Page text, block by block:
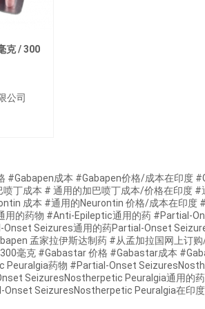
克 / 300
公司
#Gabapen成本 #Gabapen价格/成本在印度
丁成本 # 通用的加巴喷丁成本/价格在印度
成本 #通用的Neurontin 价格/成本在印度
的药物 #Anti-Epileptic通用的药 #Partial-
Seizures通用的药Partial-Onset
孟家拉伊斯达制药 #从孟加拉国网上订
毫克 #Gabastar 价格 #Gabastar成本
药物 #Partial-Onset
SeizuresNostherpetic Peuralgia通用的
SeizuresNostherpetic Peuralgia在印